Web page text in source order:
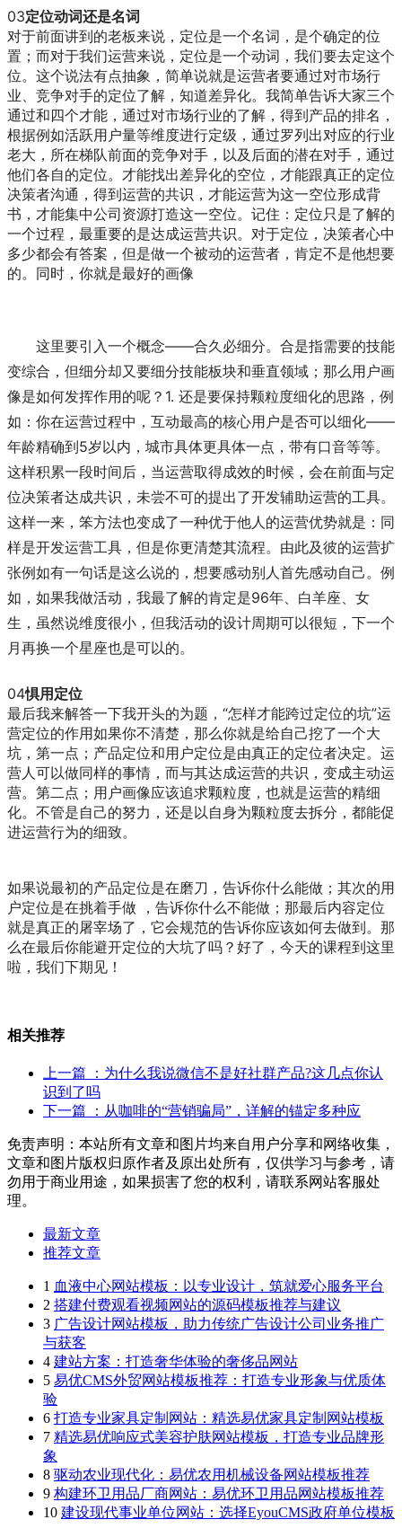
03定位动词还是名词
对于前面讲到的老板来说，定位是一个名词，是个确定的位
置；而对于我们运营来说，定位是一个动词，我们要去定这个
位。这个说法有点抽象，简单说就是运营者要通过对市场行
业、竞争对手的定位了解，知道差异化。我简单告诉大家三个
通过和四个才能，通过对市场行业的了解，得到产品的排名，
根据例如活跃用户量等维度进行定级，通过罗列出对应的行业
老大，所在梯队前面的竞争对手，以及后面的潜在对手，通过
他们各自的定位。才能找出差异化的空位，才能跟真正的定位
决策者沟通，得到运营的共识，才能运营为这一空位形成背
书，才能集中公司资源打造这一空位。记住：定位只是了解的
一个过程，最重要的是达成运营共识。对于定位，决策者心中
多少都会有答案，但是做一个被动的运营者，肯定不是他想要
的。同时，你就是最好的画像
这里要引入一个概念——合久必细分。合是指需要的技能
变综合，但细分却又要细分技能板块和垂直领域；那么用户画
像是如何发挥作用的呢？1. 还是要保持颗粒度细化的思路，例
如：你在运营过程中，互动最高的核心用户是否可以细化——
年龄精确到5岁以内，城市具体更具体一点，带有口音等等。
这样积累一段时间后，当运营取得成效的时候，会在前面与定
位决策者达成共识，未尝不可的提出了开发辅助运营的工具。
这样一来，笨方法也变成了一种优于他人的运营优势就是：同
样是开发运营工具，但是你更清楚其流程。由此及彼的运营扩
张例如有一句话是这么说的，想要感动别人首先感动自己。例
如，如果我做活动，我最了解的肯定是96年、白羊座、女
生，虽然说维度很小，但我活动的设计周期可以很短，下一个
月再换一个星座也是可以的。
04惧用定位
最后我来解答一下我开头的为题，“怎样才能跨过定位的坑”运
营定位的作用如果你不清楚，那么你就是给自己挖了一个大
坑，第一点；产品定位和用户定位是由真正的定位者决定。运
营人可以做同样的事情，而与其达成运营的共识，变成主动运
营。第二点；用户画像应该追求颗粒度，也就是运营的精细
化。不管是自己的努力，还是以自身为颗粒度去拆分，都能促
进运营行为的细致。
如果说最初的产品定位是在磨刀，告诉你什么能做；其次的用
户定位是在挑着手做 ，告诉你什么不能做；那最后内容定位
就是真正的屠宰场了，它会规范的告诉你应该如何去做到。那
么在最后你能避开定位的大坑了吗？好了，今天的课程到这里
啦，我们下期见！
相关推荐
上一篇
：为什么我说微信不是好社群产品?这几点你认
识到了吗
下一篇
：从咖啡的“营销骗局”，详解的锚定多种应
免责声明：本站所有文章和图片均来自用户分享和网络收集，
文章和图片版权归原作者及原出处所有，仅供学习与参考，请
勿用于商业用途，如果损害了您的权利，请联系网站客服处
理。
最新文章
推荐文章
1 血液中心网站模板：以专业设计，筑就爱心服务平台
2 搭建付费观看视频网站的源码模板推荐与建议
3 广告设计网站模板，助力传统广告设计公司业务推广
与获客
4 建站方案：打造奢华体验的奢侈品网站
5 易优CMS外贸网站模板推荐：打造专业形象与优质体
验
6 打造专业家具定制网站：精选易优家具定制网站模板
7 精选易优响应式美容护肤网站模板，打造专业品牌形
象
8 驱动农业现代化：易优农用机械设备网站模板推荐
9 构建环卫用品厂商网站：易优环卫用品网站模板推荐
10 建设现代事业单位网站：选择EyouCMS政府单位模板